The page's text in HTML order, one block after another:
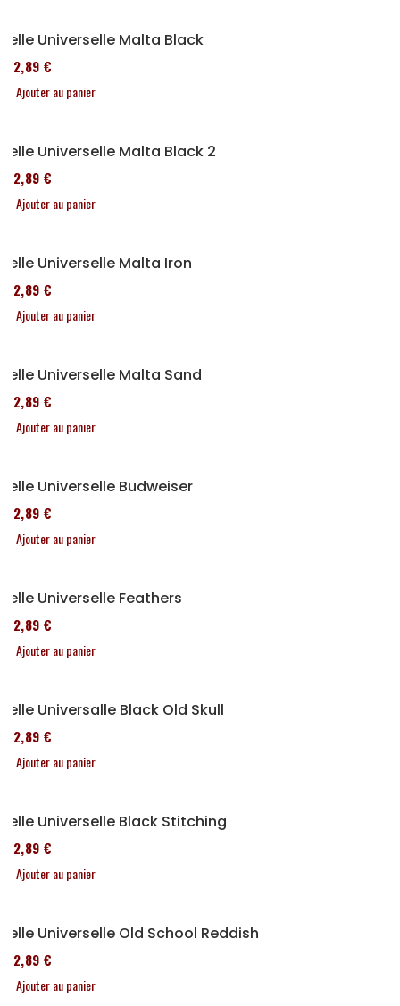
Selle Universelle Malta Black
152,89 €
Ajouter au panier
Selle Universelle Malta Black 2
152,89 €
Ajouter au panier
Selle Universelle Malta Iron
152,89 €
Ajouter au panier
Selle Universelle Malta Sand
152,89 €
Ajouter au panier
Selle Universelle Budweiser
152,89 €
Ajouter au panier
Selle Universelle Feathers
152,89 €
Ajouter au panier
Selle Universalle Black Old Skull
152,89 €
Ajouter au panier
Selle Universelle Black Stitching
152,89 €
Ajouter au panier
Selle Universelle Old School Reddish
152,89 €
Ajouter au panier